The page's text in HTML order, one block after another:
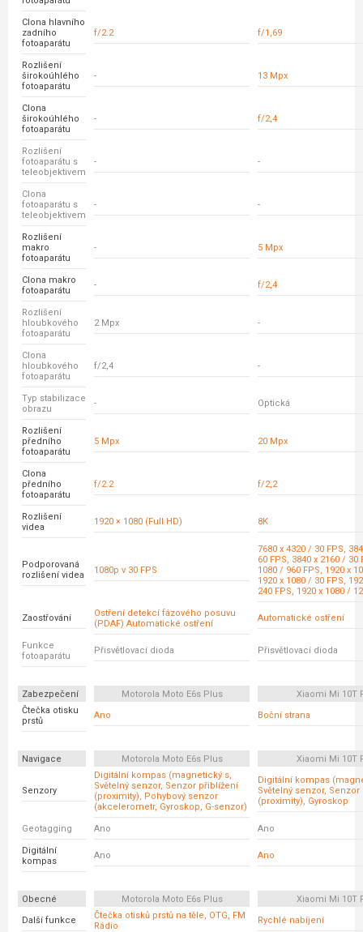
Clona hlavního
zadního
fotoaparátu
f/2.2 f/1,69
Rozlišení
širokoúhlého
fotoaparátu
- 13 Mpx
Clona
širokoúhlého
fotoaparátu
- f/2,4
Rozlišení
fotoaparátu s
teleobjektivem
- -
Clona
fotoaparátu s
teleobjektivem
- -
Rozlišení
makro
fotoaparátu
- 5 Mpx
Clona makro
fotoaparátu
- f/2,4
Rozlišení
hloubkového
fotoaparátu
2 Mpx -
Clona
hloubkového
fotoaparátu
f/2,4 -
Typ stabilizace
obrazu
- Optická
Rozlišení
předního
fotoaparátu
5 Mpx 20 Mpx
Clona
předního
fotoaparátu
f/2.2 f/2,2
Rozlišení
videa
1920 × 1080 (Full HD) 8K
Podporovaná
rozlišení videa
1080p v 30 FPS
7680 x 4320 / 30 FPS,
60 FPS, 3840 x 2160 / 30
1080 / 960 FPS, 1920 x
1920 x 1080 / 30 FPS,
240 FPS, 1920 x 1080 /
Zaostřování
Ostření detekcí fázového posuvu
(PDAF) Automatické ostření
Automatické ostření
Funkce
fotoaparátu
Přisvětlovací dioda Přisvětlovací dioda
Zabezpečení Motorola Moto E6s Plus
Xiaomi Mi 10T
Čtečka otisku
prstů
Ano Boční strana
Navigace Motorola Moto E6s Plus Xiaomi Mi 10T
Senzory
Digitální kompas (magnetický s,
Světelný senzor, Senzor přiblížení
(proximity), Pohybový senzor
(akcelerometr, Gyroskop, G-senzor)
Digitální kompas
Světelný senzor,
(proximity), Gyroskop
Geotagging Ano Ano
Digitální
kompas
Ano Ano
Obecné Motorola Moto E6s Plus
Xiaomi Mi 10T
Další funkce
Čtečka otisků prstů na těle, OTG, FM
Rádio
Rychlé nabíjení